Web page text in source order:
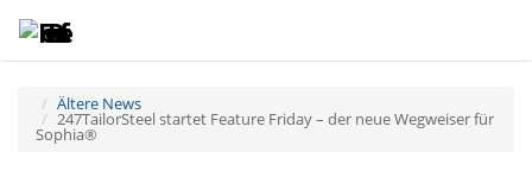
Ältere News
247TailorSteel startet Feature Friday – der neue Wegweiser für
Sophia®